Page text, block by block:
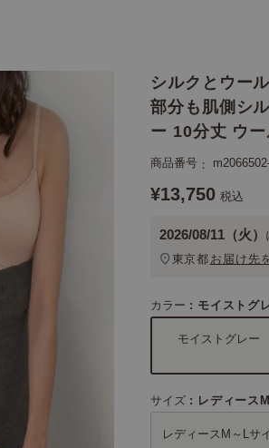
シルクとウー
部分も肌側シ
ー 10分丈 ウ
商品番号
¥13,750 税込
2026/08/11（火）
東京都 お届け先
サイズ レディース
レディースM～Lサ
カラー モイストグ
モイストグレー